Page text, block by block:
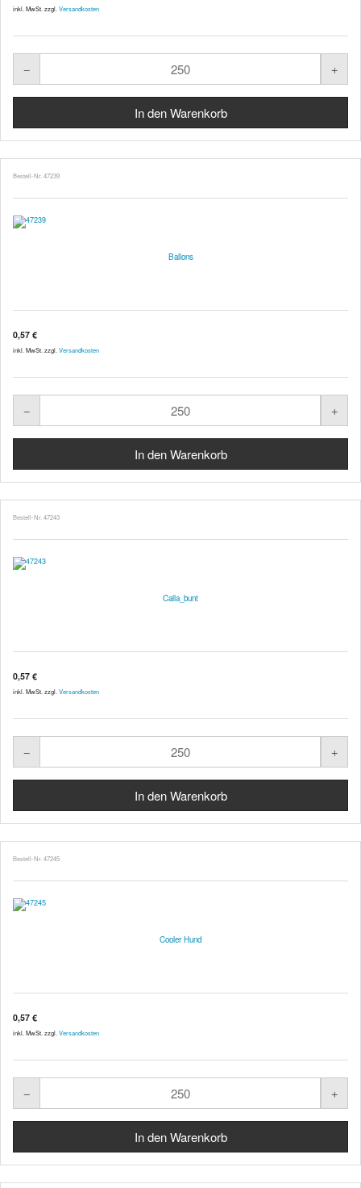
inkl. MwSt. zzgl. Versandkosten
Bestell-Nr. 47239
Ballons
0,57 €
inkl. MwSt. zzgl. Versandkosten
Bestell-Nr. 47243
Calla_bunt
0,57 €
inkl. MwSt. zzgl. Versandkosten
Bestell-Nr. 47245
Cooler Hund
0,57 €
inkl. MwSt. zzgl. Versandkosten